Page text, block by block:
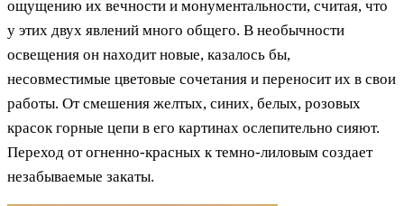
ощущению их вечности и монументальности, считая, что
у этих двух явлений много общего. В необычности
освещения он находит новые, казалось бы,
несовместимые цветовые сочетания и переносит их в свои
работы. От смешения желтых, синих, белых, розовых
красок горные цепи в его картинах ослепительно сияют.
Переход от огненно-красных к темно-лиловым создает
незабываемые закаты.